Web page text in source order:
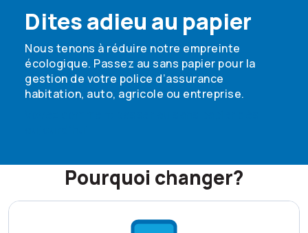
Dites adieu au papier
Nous tenons à réduire notre empreinte
écologique. Passez au sans papier pour la
gestion de votre police d’assurance
habitation, auto, agricole ou entreprise.
Pourquoi changer?